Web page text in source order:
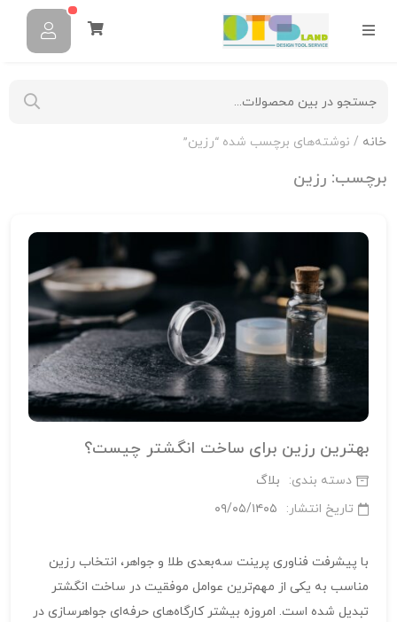
خانه / نوشته‌های برچسب شده “رزین”
برچسب: رزین
بهترین رزین برای ساخت انگشتر چیست؟
دسته بندی:
بلاگ
تاریخ انتشار:
۰۹/۰۵/۱۴۰۵
با پیشرفت فناوری پرینت سه‌بعدی طلا و جواهر، انتخاب رزین
مناسب به یکی از مهم‌ترین عوامل موفقیت در ساخت انگشتر
تبدیل شده است. امروزه بیشتر کارگاه‌های حرفه‌ای جواهرسازی در